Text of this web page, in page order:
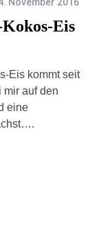
Kokos-Eis
Eis kommt seit
auf den
eine